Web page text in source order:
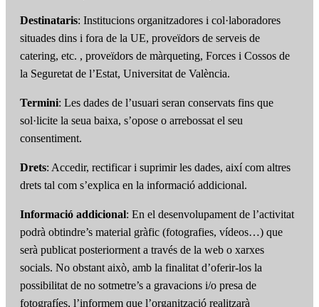
Destinataris: Institucions organitzadores i col·laboradores
situades dins i fora de la UE, proveïdors de serveis de
catering, etc. , proveïdors de màrqueting, Forces i Cossos de
la Seguretat de l’Estat, Universitat de València.
Termini: Les dades de l’usuari seran conservats fins que
sol·licite la seua baixa, s’opose o arrebossat el seu
consentiment.
Drets: Accedir, rectificar i suprimir les dades, així com altres
drets tal com s’explica en la informació addicional.
Informació addicional: En el desenvolupament de l’activitat
podrà obtindre’s material gràfic (fotografies, vídeos…) que
serà publicat posteriorment a través de la web o xarxes
socials. No obstant això, amb la finalitat d’oferir-los la
possibilitat de no sotmetre’s a gravacions i/o presa de
fotografíes, l’informem que l’organització realitzarà